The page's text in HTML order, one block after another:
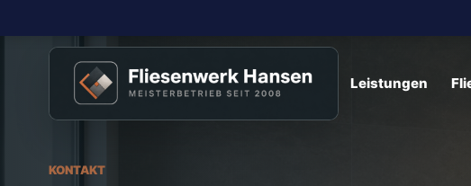
Leistungen
KONTAKT